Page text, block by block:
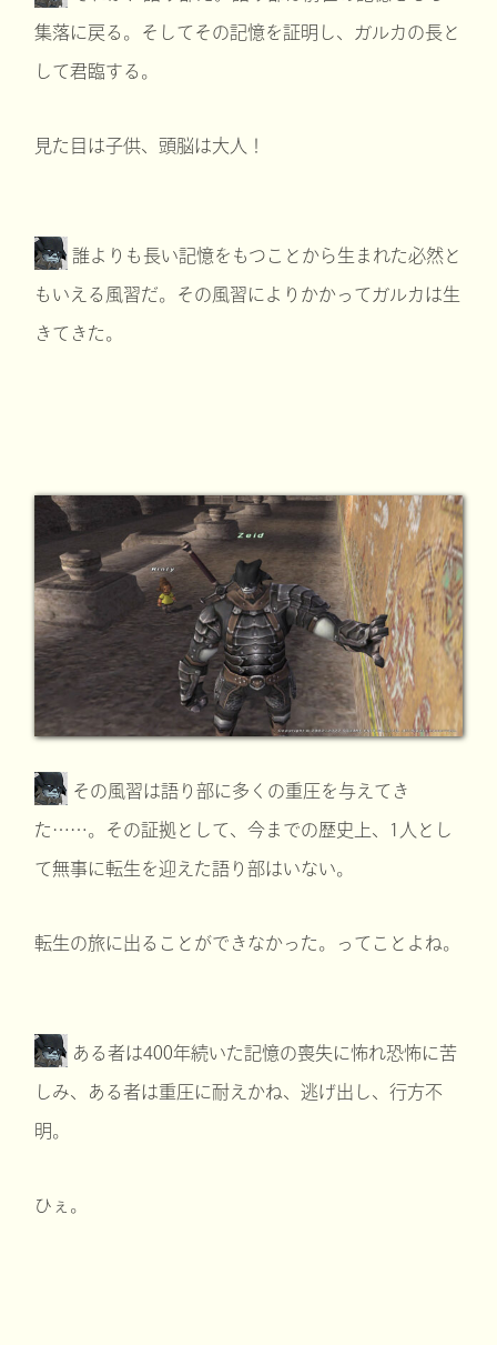
集落に戻る。そしてその記憶を証明し、ガルカの長と
して君臨する。
見た目は子供、頭脳は大人！
誰よりも長い記憶をもつことから生まれた必然と
もいえる風習だ。その風習によりかかってガルカは生
きてきた。
その風習は語り部に多くの重圧を与えてき
た……。その証拠として、今までの歴史上、1人とし
て無事に転生を迎えた語り部はいない。
転生の旅に出ることができなかった。ってことよね。
ある者は400年続いた記憶の喪失に怖れ恐怖に苦
しみ、ある者は重圧に耐えかね、逃げ出し、行方不
明。
ひぇ。